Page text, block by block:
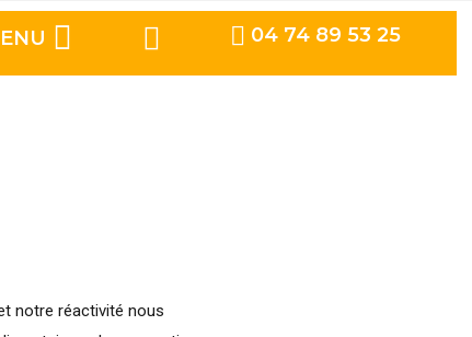
04 74 89 53 25
notre réactivité nous